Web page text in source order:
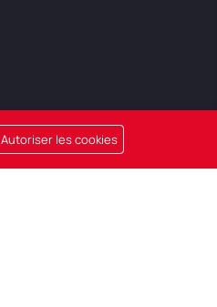
Autoriser les cookies